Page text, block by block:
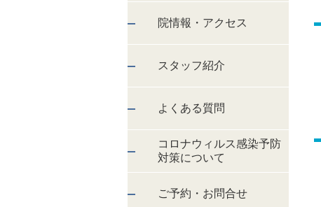
院情報・アクセス
スタッフ紹介
よくある質問
コロナウィルス感染予防
対策について
ご予約・お問合せ